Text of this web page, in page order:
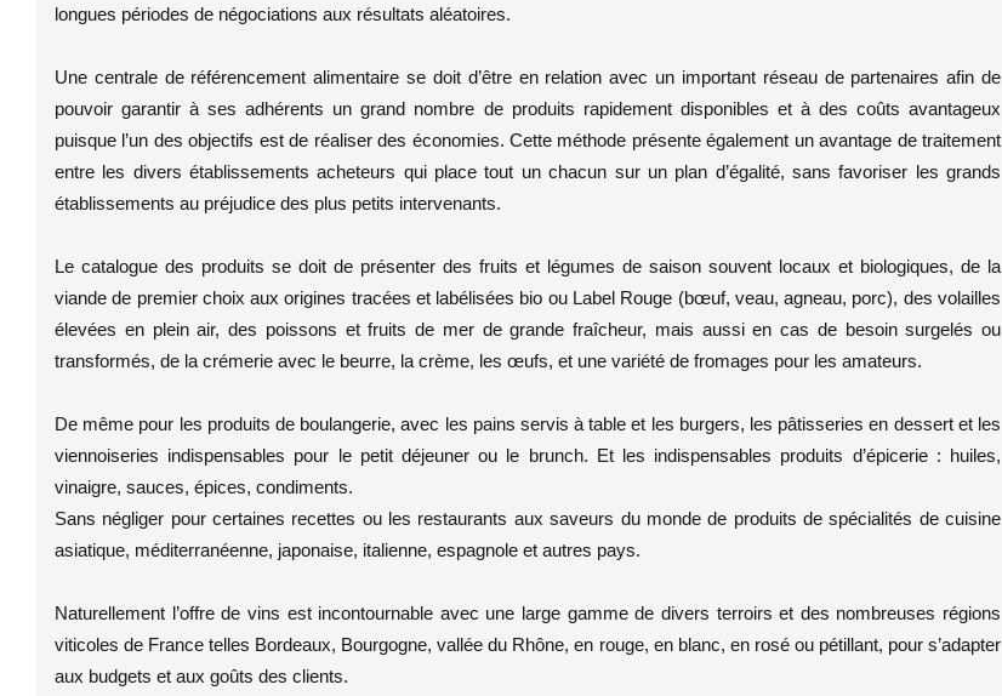
longues périodes de négociations aux résultats aléatoires.
Une centrale de référencement alimentaire se doit d’être en relation avec un important réseau de partenaires afin de
pouvoir garantir à ses adhérents un grand nombre de produits rapidement disponibles et à des coûts avantageux
puisque l’un des objectifs est de réaliser des économies. Cette méthode présente également un avantage de traitement
entre les divers établissements acheteurs qui place tout un chacun sur un plan d’égalité, sans favoriser les grands
établissements au préjudice des plus petits intervenants.
Le catalogue des produits se doit de présenter des fruits et légumes de saison souvent locaux et biologiques, de la
viande de premier choix aux origines tracées et labélisées bio ou Label Rouge (bœuf, veau, agneau, porc), des volailles
élevées en plein air, des poissons et fruits de mer de grande fraîcheur, mais aussi en cas de besoin surgelés ou
transformés, de la crémerie avec le beurre, la crème, les œufs, et une variété de fromages pour les amateurs.
De même pour les produits de boulangerie, avec les pains servis à table et les burgers, les pâtisseries en dessert et les
viennoiseries indispensables pour le petit déjeuner ou le brunch. Et les indispensables produits d’épicerie : huiles,
vinaigre, sauces, épices, condiments.
Sans négliger pour certaines recettes ou les restaurants aux saveurs du monde de produits de spécialités de cuisine
asiatique, méditerranéenne, japonaise, italienne, espagnole et autres pays.
Naturellement l’offre de vins est incontournable avec une large gamme de divers terroirs et des nombreuses régions
viticoles de France telles Bordeaux, Bourgogne, vallée du Rhône, en rouge, en blanc, en rosé ou pétillant, pour s’adapter
aux budgets et aux goûts des clients.